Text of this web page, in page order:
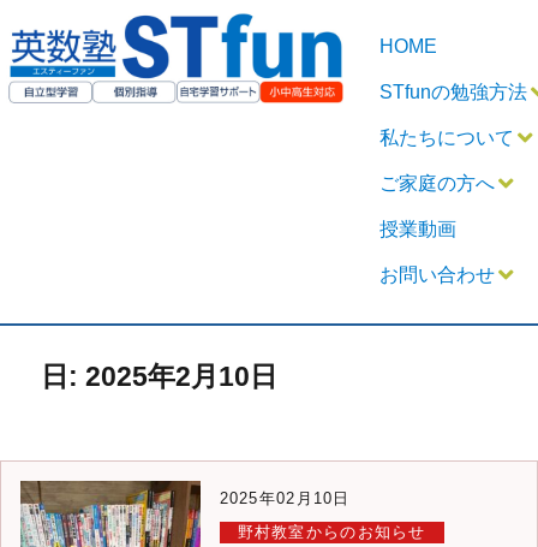
HOME
STfunの勉強方法
私たちについて
ご家庭の方へ
授業動画
お問い合わせ
日:2025年2月10日
2025年02月10日
野村教室からのお知らせ